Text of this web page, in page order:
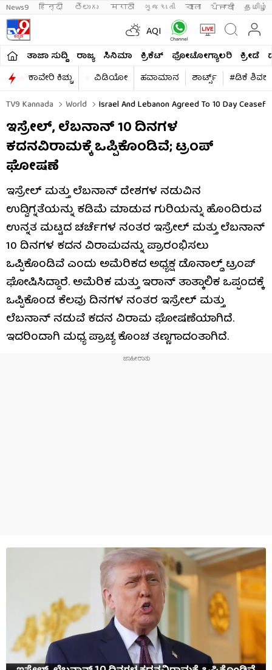
News9 हिन्दी తెలుగు मराठी ગુજરાતી বাংলা ਪੰਜਾਬੀ தமிழ்
AQI
ತಾಜಾ ಸುದ್ದಿ ರಾಜ್ಯ ಸಿನಿಮಾ ಕ್ರಿಕೆಟ್​ ಫೋಟೋಗ್ಯಾಲರಿ ಕ್ರೀಡೆ
ಕಾವೇರಿ ಕಿಚ್ಚು
ವಿಡಿಯೋ ಹವಾಮಾನ ಶಾರ್ಟ್ಸ್​
#ಡಿಕೆ
TV9 Kannada
World Israel And Lebanon Agreed To 10 Day
ಇಸ್ರೇಲ್, ಲೆಬನಾನ್ 10 ದಿನಗಳ
ಕದನವಿರಾಮಕ್ಕೆ ಒಪ್ಪಿಕೊಂಡಿವೆ; ಟ್ರಂಪ್
ಘೋಷಣೆ
ಇಸ್ರೇಲ್ ಮತ್ತು ಲೆಬನಾನ್ ದೇಶಗಳ ನಡುವಿನ
ಉದ್ವಿಗ್ನತೆಯನ್ನು ಕಡಿಮೆ ಮಾಡುವ ಗುರಿಯನ್ನು ಹೊಂದಿರುವ
ಉನ್ನತ ಮಟ್ಟದ ಚರ್ಚೆಗಳ ನಂತರ ಇಸ್ರೇಲ್ ಮತ್ತು ಲೆಬನಾನ್
10 ದಿನಗಳ ಕದನ ವಿರಾಮವನ್ನು ಪ್ರಾರಂಭಿಸಲು
ಒಪ್ಪಿಕೊಂಡಿವೆ ಎಂದು ಅಮೆರಿಕದ ಅಧ್ಯಕ್ಷ ಡೊನಾಲ್ಡ್ ಟ್ರಂಪ್
ಘೋಷಿಸಿದ್ದಾರೆ. ಅಮೆರಿಕ ಮತ್ತು ಇರಾನ್ ತಾತ್ಕಾಲಿಕ ಒಪ್ಪಂದಕ್ಕೆ
ಒಪ್ಪಿಕೊಂಡ ಕೆಲವು ದಿನಗಳ ನಂತರ ಇಸ್ರೇಲ್ ಮತ್ತು
ಲೆಬನಾನ್ ನಡುವೆ ಕದನ ವಿರಾಮ ಘೋಷಣೆಯಾಗಿದೆ.
ಇದರಿಂದಾಗಿ ಮಧ್ಯ ಪ್ರಾಚ್ಯ ಕೊಂಚ ತಣ್ಣಗಾದಂತಾಗಿದೆ.